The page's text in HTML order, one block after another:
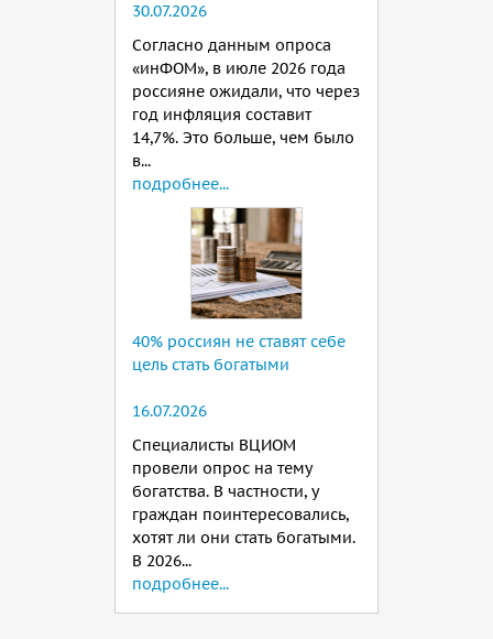
30.07.2026
Согласно данным опроса
«инФОМ», в июле 2026 года
россияне ожидали, что через
год инфляция составит
14,7%. Это больше, чем было
в...
подробнее...
40% россиян не ставят себе
цель стать богатыми
16.07.2026
Специалисты ВЦИОМ
провели опрос на тему
богатства. В частности, у
граждан поинтересовались,
хотят ли они стать богатыми.
В 2026...
подробнее...